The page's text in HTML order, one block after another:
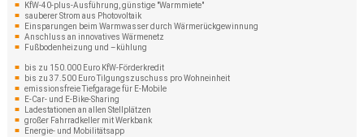
KfW-40-plus-Ausführung, günstige "Warmmiete"
sauberer Strom aus Photovoltaik
Einsparungen beim Warmwasser durch Wärmerückgewinnung
Anschluss an innovatives Wärmenetz
Fußbodenheizung und –kühlung
bis zu 150.000 Euro KfW-Förderkredit
bis zu 37.500 Euro Tilgungszuschuss pro Wohneinheit
emissionsfreie Tiefgarage für E-Mobile
E-Car- und E-Bike-Sharing
Ladestationen an allen Stellplätzen
großer Fahrradkeller mit Werkbank
Energie- und Mobilitätsapp